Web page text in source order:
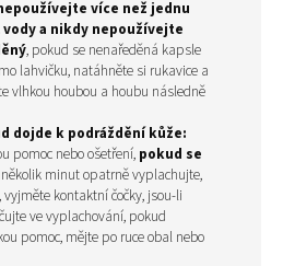
více než jednu
vody a nikdy nepoužívejte
, pokud se nenaředěná kapsle
lahvičku, natáhněte si rukavice a
vlhkou houbou a houbu následně
dojde k podráždění kůže:
pomoc nebo ošetření, pokud se
několik minut opatrně vyplachujte,
kontaktní čočky, jsou-li
ve vyplachování, pokud
pomoc, mějte po ruce obal nebo